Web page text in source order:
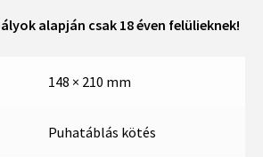
alapján csak 18 éven felülieknek!
148 × 210 mm
Puhatáblás kötés